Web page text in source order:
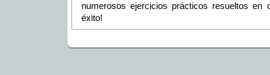
numerosos ejercicios prácticos resueltos en
éxito!